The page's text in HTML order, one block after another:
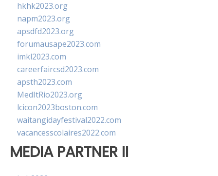
hkhk2023.org
napm2023.org
apsdfd2023.org
forumausape2023.com
imkl2023.com
careerfaircsd2023.com
apsth2023.com
MedItRio2023.org
lcicon2023boston.com
waitangidayfestival2022.com
vacancesscolaires2022.com
MEDIA PARTNER II